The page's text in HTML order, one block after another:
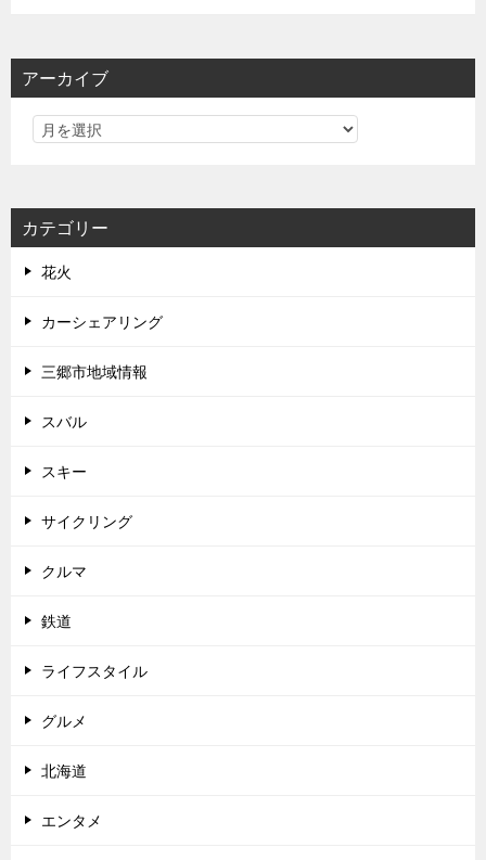
アーカイブ
カテゴリー
花火
カーシェアリング
三郷市地域情報
スバル
スキー
サイクリング
クルマ
鉄道
ライフスタイル
グルメ
北海道
エンタメ